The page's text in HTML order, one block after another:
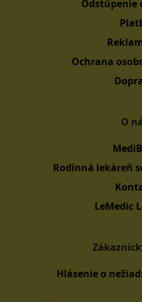
Odstúpenie
Ochrana
O
Rodinná lekáreň
LeMedic
Hlásenie o